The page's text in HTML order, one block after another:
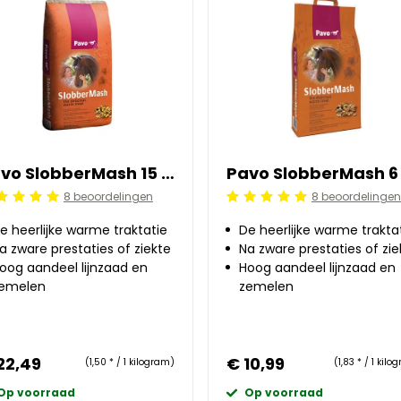
Pavo SlobberMash 15 kg
5/5
8 beoordelingen
heerlijke warme traktatie
zware prestaties of ziekte
aandeel lijnzaad en
(1,50 * / 1 kilogram)
voorraad
Beoordeling: 5/58 beoordelingen
De heerlijke warme
Na zware prestaties of
Hoog aandeel lijnzaad en
zemelen
€ 10,99 (1,83 * / 1
Op voorraad